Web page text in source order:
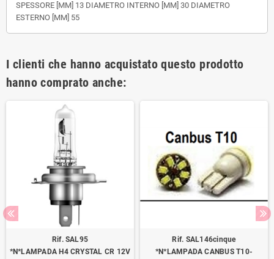
SPESSORE [MM] 13 DIAMETRO INTERNO [MM] 30 DIAMETRO
ESTERNO [MM] 55
I clienti che hanno acquistato questo prodotto
hanno comprato anche:
Rif. SAL95
*N*LAMPADA H4 CRYSTAL CR 12V
Rif. SAL146cinque
*N*LAMPADA CANBUS T10-